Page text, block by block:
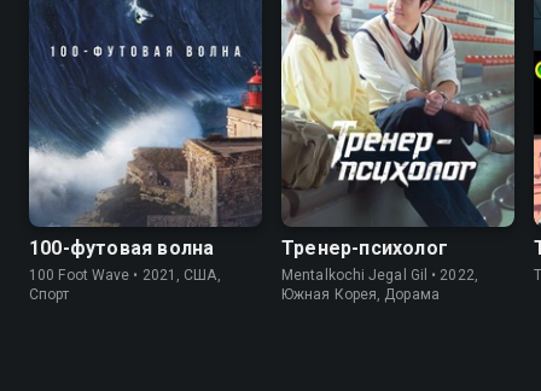
8.3 8.1
100-футовая волна
100 Foot Wave • 2021, США,
Спорт
7.7 7.6
Тренер-психолог
Mentalkochi Jegal Gil • 2022,
Южная Корея, Дорама